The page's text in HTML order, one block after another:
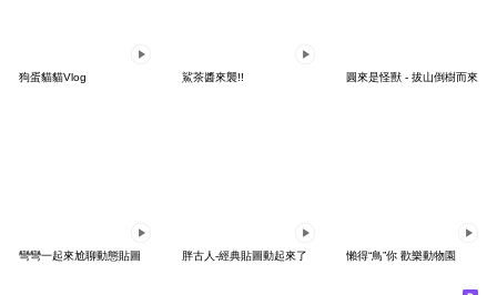
狗蛋貓貓Vlog 鯊茶醬來襲!! 圓來是怪獸 - 拔山倒樹而來
彎彎一起來尬聊動態貼圖 胖古人-經典貼圖動起來了 懶得“鳥”你 歡樂動物園